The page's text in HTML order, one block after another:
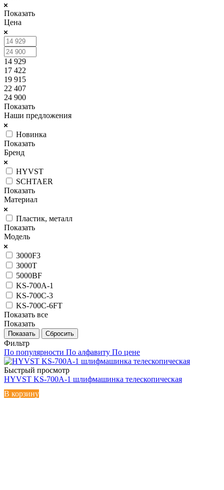
Показать
Цена
14 929
17 422
19 915
22 407
24 900
Показать
Наши предложения
Новинка
Показать
Бренд
HYVST
SCHTAER
Показать
Материал
Пластик, металл
Показать
Модель
3000F3
3000T
5000BF
KS-700A-1
KS-700C-3
KS-700C-6FT
Показать все
Показать
Сбросить
Фильтр
По популярности По алфавиту По цене
Быстрый просмотр
HYVST KS-700A-1 шлифмашинка телескопическая
В корзину